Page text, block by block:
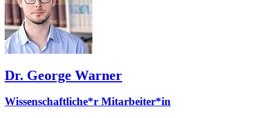
Dr. George Warner
Wissenschaftliche*r Mitarbeiter*in